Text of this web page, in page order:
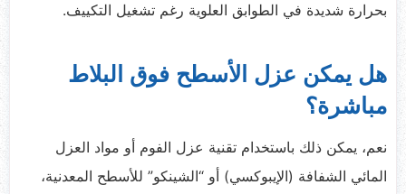
بحرارة شديدة في الطوابق العلوية رغم تشغيل التكييف.
هل يمكن عزل الأسطح فوق البلاط
مباشرة؟
نعم، يمكن ذلك باستخدام تقنية عزل الفوم أو مواد العزل
المائي الشفافة (الإيبوكسي) أو “الشينكو” للأسطح المعدنية،